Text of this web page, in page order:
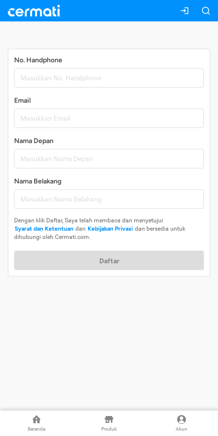
Beranda Produk Akun
No. Handphone
Email
Nama Depan
Nama Belakang
Dengan klik Daftar, Saya telah membaca dan menyetujui
Syarat dan Ketentuan dan Kebijakan Privasi dan bersedia untuk
dihubungi oleh Cermati.com.
Daftar